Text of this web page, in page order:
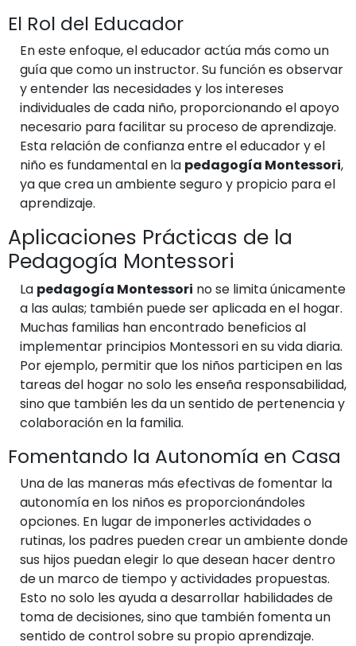
El Rol del Educador
En este enfoque, el educador actúa más como un
guía que como un instructor. Su función es observar
y entender las necesidades y los intereses
individuales de cada niño, proporcionando el apoyo
necesario para facilitar su proceso de aprendizaje.
Esta relación de confianza entre el educador y el
niño es fundamental en la pedagogía Montessori,
ya que crea un ambiente seguro y propicio para el
aprendizaje.
Aplicaciones Prácticas de la
Pedagogía Montessori
La pedagogía Montessori no se limita únicamente
a las aulas; también puede ser aplicada en el hogar.
Muchas familias han encontrado beneficios al
implementar principios Montessori en su vida diaria.
Por ejemplo, permitir que los niños participen en las
tareas del hogar no solo les enseña responsabilidad,
sino que también les da un sentido de pertenencia y
colaboración en la familia.
Fomentando la Autonomía en Casa
Una de las maneras más efectivas de fomentar la
autonomía en los niños es proporcionándoles
opciones. En lugar de imponerles actividades o
rutinas, los padres pueden crear un ambiente donde
sus hijos puedan elegir lo que desean hacer dentro
de un marco de tiempo y actividades propuestas.
Esto no solo les ayuda a desarrollar habilidades de
toma de decisiones, sino que también fomenta un
sentido de control sobre su propio aprendizaje.